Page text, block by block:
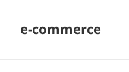
e-commerce